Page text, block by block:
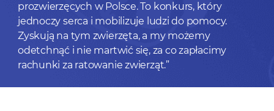
prozwierzęcych w Polsce. To konkurs, który
jednoczy serca i mobilizuje ludzi do pomocy.
Zyskują na tym zwierzęta, a my możemy
odetchnąć i nie martwić się, za co zapłacimy
rachunki za ratowanie zwierząt.”